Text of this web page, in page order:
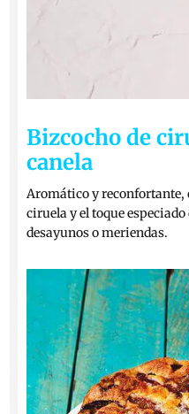
Bizcocho de
canela
Aromático y reconfortante,
ciruela y el toque
desayunos o meriendas.